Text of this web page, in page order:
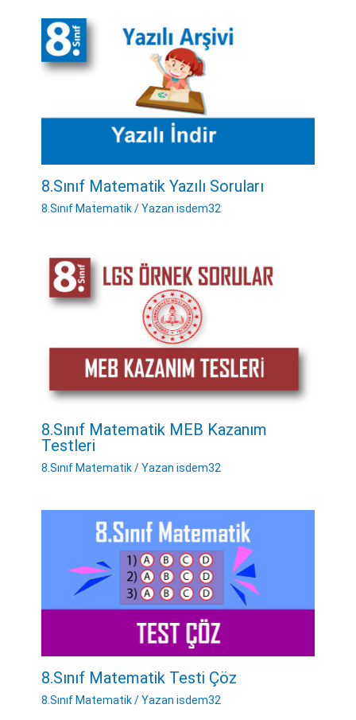
8.Sınıf Matematik Yazılı Soruları
8.Sınıf Matematik/ Yazan isdem32
8.Sınıf Matematik MEB Kazanım
Testleri
8.Sınıf Matematik/ Yazan isdem32
8.Sınıf Matematik Testi Çöz
8.Sınıf Matematik/ Yazan isdem32